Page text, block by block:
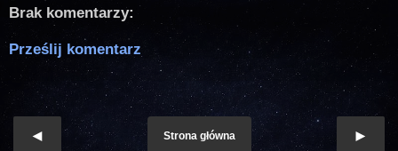
Brak komentarzy:
Prześlij komentarz
Strona główna